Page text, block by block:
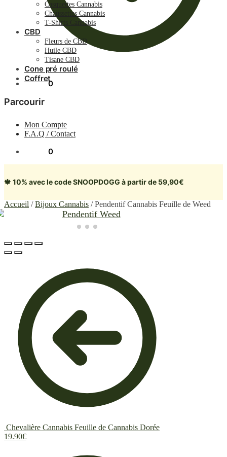
0.00€ 0
Casquettes Cannabis
Chaussettes Cannabis
T-Shirts Cannabis
CBD
Fleurs de CBD
Huile CBD
Tisane CBD
Cone pré roulé
Coffret
Parcourir
Mon Compte
F.A.Q / Contact
0
🍁 10% avec le code SNOOPDOGG à partir de 59,90€
Accueil /Bijoux Cannabis /Pendentif Cannabis Feuille de Weed
Chevalière Cannabis Feuille de Cannabis Dorée
19.90€